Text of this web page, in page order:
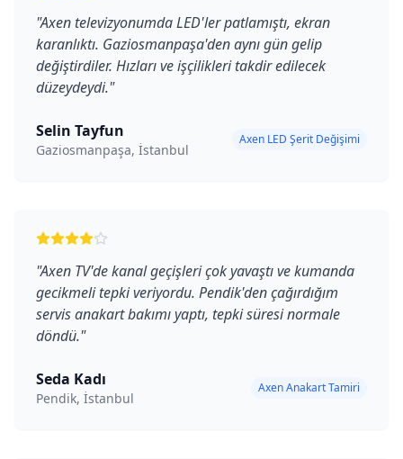
"Axen televizyonumda LED'ler patlamıştı, ekran
karanlıktı. Gaziosmanpaşa'den aynı gün gelip
değiştirdiler. Hızları ve işçilikleri takdir edilecek
düzeydeydi."
Selin Tayfun
Gaziosmanpaşa, İstanbul
Axen LED Şerit Değişimi
"Axen TV'de kanal geçişleri çok yavaştı ve kumanda
gecikmeli tepki veriyordu. Pendik'den çağırdığım
servis anakart bakımı yaptı, tepki süresi normale
döndü."
Seda Kadı
Pendik, İstanbul
Axen Anakart Tamiri